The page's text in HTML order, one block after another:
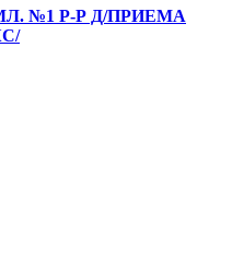
№1 Р-Р Д/ПРИЕМА